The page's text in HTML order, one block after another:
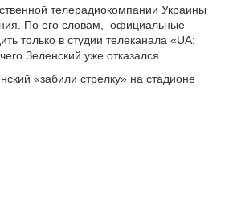
телерадиокомпании Украины
По его словам, официальные
только в студии телеканала «UA:
Зеленский уже отказался.